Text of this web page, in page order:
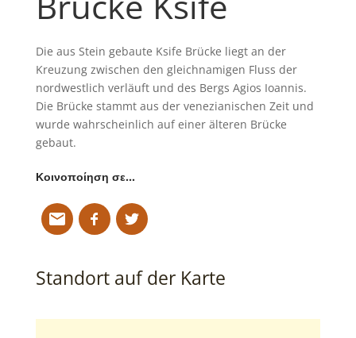
Die aus Stein gebaute Ksife Brücke liegt an der
Kreuzung zwischen den gleichnamigen Fluss der
nordwestlich verläuft und des Bergs Agios Ioannis.
Die Brücke stammt aus der venezianischen Zeit und
wurde wahrscheinlich auf einer älteren Brücke
gebaut.
Κοινοποίηση σε…
Standort auf der Karte